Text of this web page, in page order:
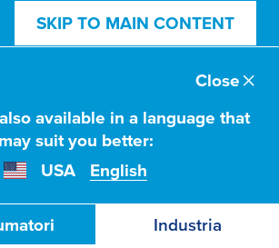
SKIP TO MAIN CONTENT
available in a language that
may suit you better:
USA
English
Close
Industria